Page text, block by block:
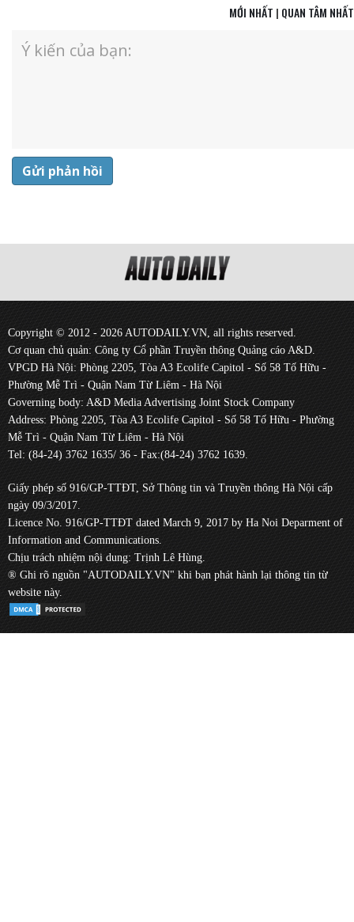
MỚI NHẤT | QUAN TÂM NHẤT
Gửi phản hồi
Copyright © 2012 - 2026 AUTODAILY.VN, all rights reserved.
Cơ quan chủ quản: Công ty Cổ phần Truyền thông Quảng cáo A&D.
VPGD Hà Nội: Phòng 2205, Tòa A3 Ecolife Capitol - Số 58 Tố Hữu -
Phường Mễ Trì - Quận Nam Từ Liêm - Hà Nội
Governing body: A&D Media Advertising Joint Stock Company
Address: Phòng 2205, Tòa A3 Ecolife Capitol - Số 58 Tố Hữu - Phường
Mễ Trì - Quận Nam Từ Liêm - Hà Nội
Tel: (84-24) 3762 1635/ 36 - Fax:(84-24) 3762 1639.
Giấy phép số 916/GP-TTĐT, Sở Thông tin và Truyền thông Hà Nội cấp
ngày 09/3/2017.
Licence No. 916/GP-TTĐT dated March 9, 2017 by Ha Noi Deparment of
Information and Communications.
Chịu trách nhiệm nội dung: Trịnh Lê Hùng.
® Ghi rõ nguồn "AUTODAILY.VN" khi bạn phát hành lại thông tin từ
website này.